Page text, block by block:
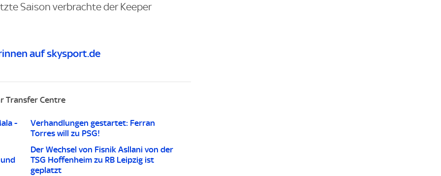
Saison verbrachte der Keeper
auf skysport.de
Transfer Centre
-
Verhandlungen gestartet: Ferran
Torres will zu PSG!
Der Wechsel von Fisnik Asllani von der
TSG Hoffenheim zu RB Leipzig ist
geplatzt